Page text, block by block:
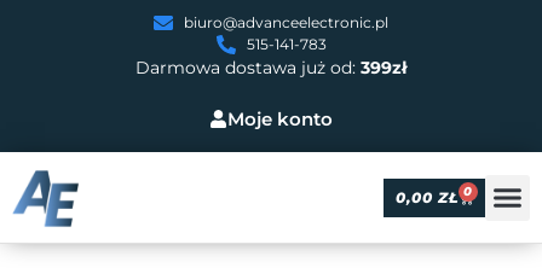
Moje konto
Darmowa dostawa już od: 399zł
biuro@advanceelectronic.pl
515-141-783
0,00 ZŁ 0